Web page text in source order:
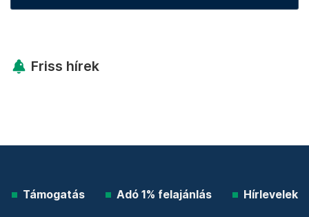
Friss hírek
Támogatás Adó 1% felajánlás Hírlevelek